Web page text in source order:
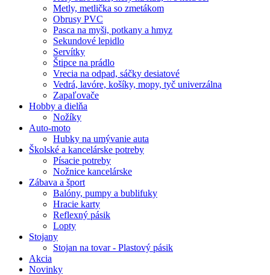
Metly, metlička so zmetákom
Obrusy PVC
Pasca na myši, potkany a hmyz
Sekundové lepidlo
Servítky
Štipce na prádlo
Vrecia na odpad, sáčky desiatové
Vedrá, lavóre, košíky, mopy, tyč univerzálna
Zapaľovače
Hobby a dielňa
Nožíky
Auto-moto
Hubky na umývanie auta
Školské a kancelárske potreby
Písacie potreby
Nožnice kancelárske
Zábava a šport
Balóny, pumpy a bublifuky
Hracie karty
Reflexný pásik
Lopty
Stojany
Stojan na tovar - Plastový pásik
Akcia
Novinky